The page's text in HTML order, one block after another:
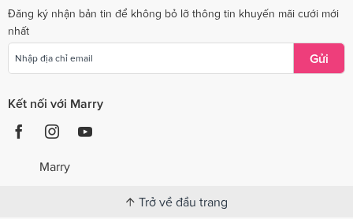
Đăng ký nhận bản tin để không bỏ lỡ thông tin khuyến mãi cưới mới
nhất
Gửi
Kết nối với Marry
Marry
Trở về đầu trang